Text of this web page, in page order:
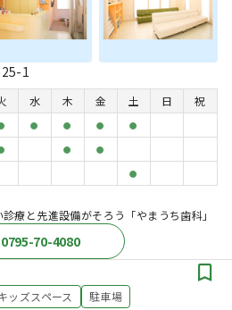
1
水 木 金 土 日
祝
● ● ● ●
● ●
●
療と先進設備がそろう「やまうち歯科」
0795-70-4080
ッズスペース
駐車場